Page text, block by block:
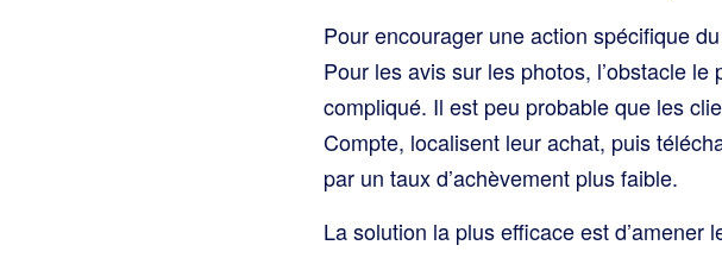
Pour encourager une action spécifique
Pour les avis sur les photos, l’obstacle
compliqué. Il est peu probable que les
Compte, localisent leur achat, puis
par un taux d’achèvement plus faible.
La solution la plus efficace est